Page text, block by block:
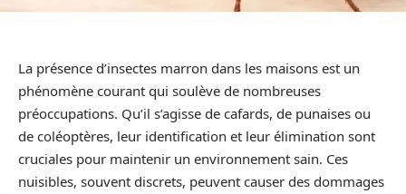
La présence d’insectes marron dans les maisons est un
phénomène courant qui soulève de nombreuses
préoccupations. Qu’il s’agisse de cafards, de punaises ou
de coléoptères, leur identification et leur élimination sont
cruciales pour maintenir un environnement sain. Ces
nuisibles, souvent discrets, peuvent causer des dommages